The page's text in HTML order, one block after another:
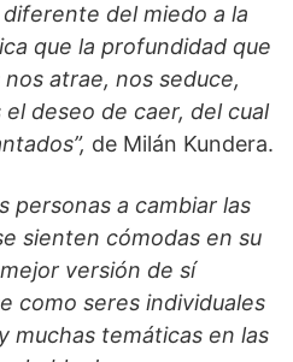
del miedo a la
que la profundidad que
atrae, nos seduce,
deseo de caer, del cual
de Milán Kundera.
personas a cambiar las
sienten cómodas en su
versión de sí
como seres individuales
muchas temáticas en las